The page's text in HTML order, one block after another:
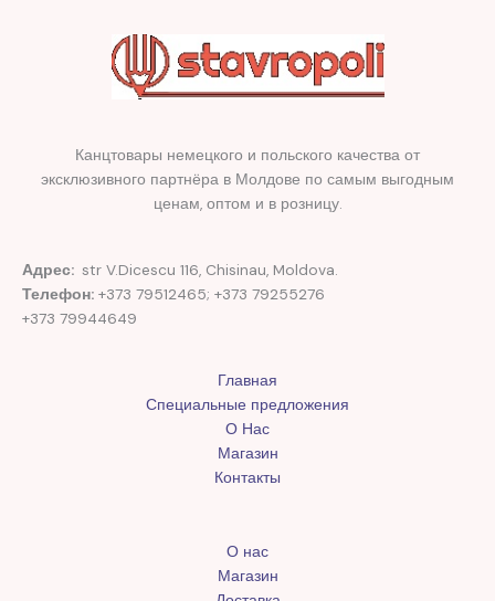
Канцтовары немецкого и польского качества от
эксклюзивного партнёра в Молдове по самым выгодным
ценам, оптом и в розницу.
Адрес: str V.Dicescu 116, Chisinau, Moldova.
Телефон: +373 79512465; +373 79255276
+373 79944649
Главная
Специальные предложения
О Нас
Магазин
Контакты
О нас
Магазин